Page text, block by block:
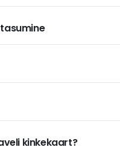
kinkekaart?